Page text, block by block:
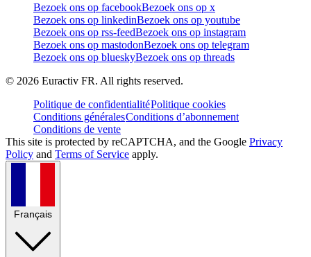
Bezoek ons op facebookBezoek ons op x
Bezoek ons op linkedinBezoek ons op youtube
Bezoek ons op rss-feedBezoek ons op instagram
Bezoek ons op mastodonBezoek ons op telegram
Bezoek ons op blueskyBezoek ons op threads
© 2026 Euractiv FR. All rights reserved.
Politique de confidentialitéPolitique cookies
Conditions généralesConditions d’abonnement
Conditions de vente
This site is protected by reCAPTCHA, and the Google Privacy
Policy and Terms of Service apply.
Français